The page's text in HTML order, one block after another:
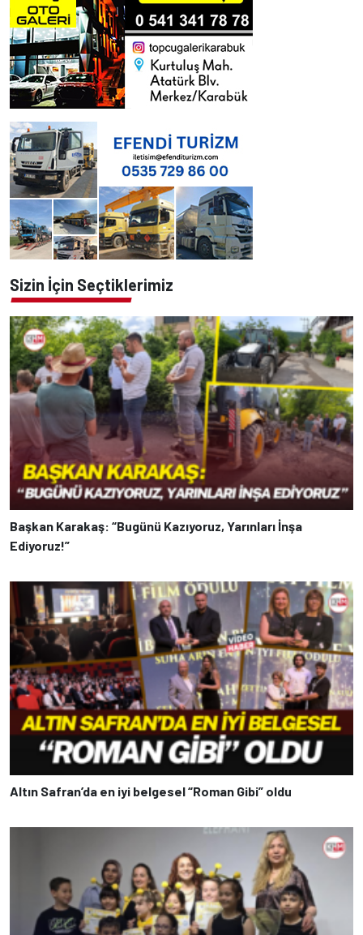
Sizin İçin Seçtiklerimiz
Başkan Karakaş: “Bugünü Kazıyoruz, Yarınları İnşa
Ediyoruz!”
Altın Safran’da en iyi belgesel “Roman Gibi” oldu